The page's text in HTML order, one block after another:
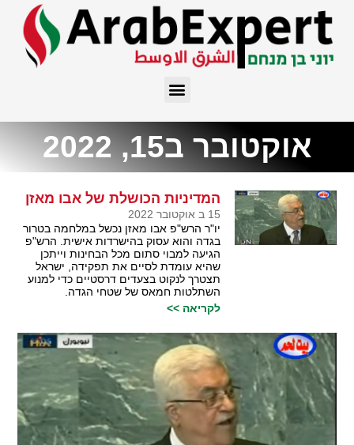
אוקטובר ב15, 2022
המדיניות הכושלת של אבו מאזן
15 ב אוקטובר 2022
יו"ר הרש"פ אבו מאזן נכשל במלחמה בטרור
בגדה והוא עסוק בהישרדות אישית. הרש"פ
הגיעה למבוי סתום מכל הבחינות וייתכן
שהיא עומדת לסיים את תפקידה, ישראל
תצטרך לנקוט בצעדים דרסטיים כדי למנוע
השתלטות חמאס של שטחי הגדה.
לקריאה >>